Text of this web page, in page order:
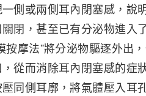
側或兩側耳內閉塞感，說
閉，甚至已有分泌物進入
按摩法”將分泌物驅逐外出
從而消除耳內閉塞感的症
同側耳廓，將氣體壓入耳